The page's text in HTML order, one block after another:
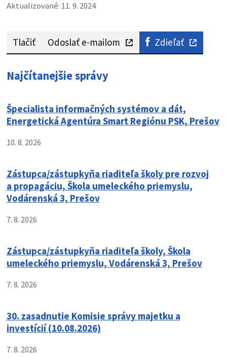
Aktualizované: 11. 9. 2024
Tlačiť Odoslať e-mailom Zdieľať
Najčítanejšie správy
Špecialista informačných systémov a dát,
Energetická Agentúra Smart Regiónu PSK, Prešov
10. 8. 2026
Zástupca/zástupkyňa riaditeľa školy pre rozvoj
a propagáciu, Škola umeleckého priemyslu,
Vodárenská 3, Prešov
7. 8. 2026
Zástupca/zástupkyňa riaditeľa školy, Škola
umeleckého priemyslu, Vodárenská 3, Prešov
7. 8. 2026
30. zasadnutie Komisie správy majetku a
investícií (10.08.2026)
7. 8. 2026